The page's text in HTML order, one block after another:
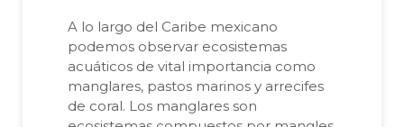
A lo largo del Caribe mexicano
podemos observar ecosistemas
acuáticos de vital importancia como
manglares, pastos marinos y arrecifes
de coral. Los manglares son